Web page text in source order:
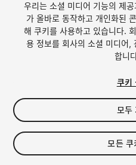
1/
$39.99
세금/부가세는 결제 시 반영됩니다.
우리는 소셜 미디어 기능의 제
가 올바로 동작하고 개인화된
해 쿠키를 사용하고 있습니다.
용 정보를 회사의 소셜 미디어,
합니
쿠키
모두
모든 쿠